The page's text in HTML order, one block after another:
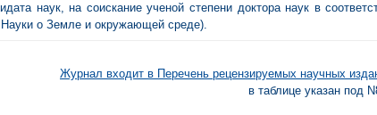
наук, на соискание ученой степени доктора наук в
о Земле и окружающей среде).
Журнал входит в Перечень рецензируемых научных
в таблице указан под